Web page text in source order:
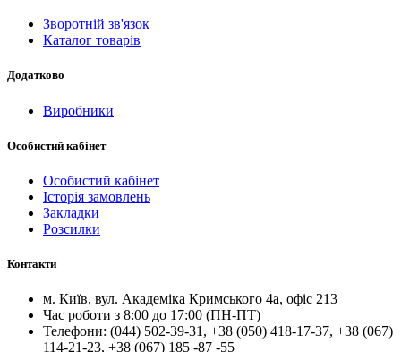
Зворотній зв'язок
Каталог товарів
Додатково
Виробники
Особистий кабінет
Особистий кабінет
Історія замовлень
Закладки
Розсилки
Контакти
м. Київ, вул. Академіка Кримського 4а, офіс 213
Час роботи з 8:00 до 17:00 (ПН-ПТ)
Телефони: (044) 502-39-31 , +38 (050) 418-17-37, +38 (067)
114-21-23, +38 (067) 185 -87 -55